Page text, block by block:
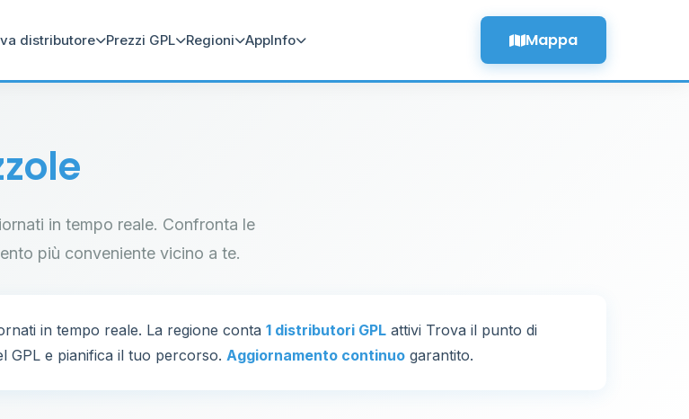
distributore Prezzi GPL Regioni AppInfo Mappa
in tempo reale. Confronta le
più conveniente vicino a te.
in tempo reale. La regione conta 1 distributori GPL attivi Trova il punto di
GPL e pianifica il tuo percorso. Aggiornamento continuo garantito.